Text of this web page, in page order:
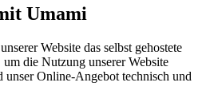
Umami
Website das selbst gehostete
um die Nutzung unserer Website
unser Online-Angebot technisch und